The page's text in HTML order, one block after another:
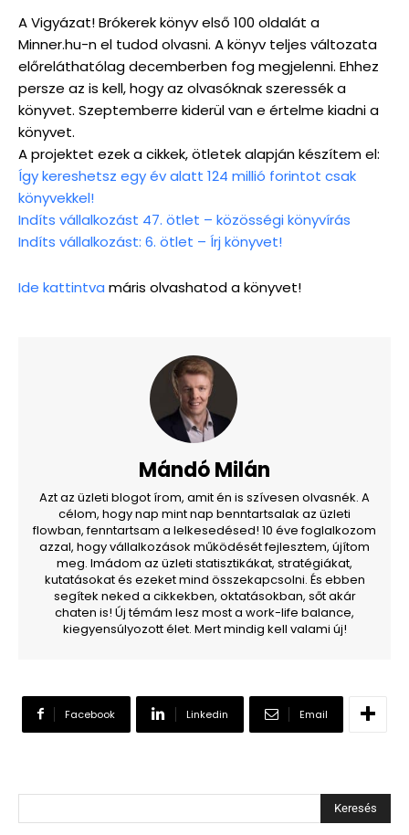
A Vigyázat! Brókerek könyv első 100 oldalát a
Minner.hu-n el tudod olvasni. A könyv teljes változata
előreláthatólag decemberben fog megjelenni. Ehhez
persze az is kell, hogy az olvasóknak szeressék a
könyvet. Szeptemberre kiderül van e értelme kiadni a
könyvet.
A projektet ezek a cikkek, ötletek alapján készítem el:
Így kereshetsz egy év alatt 124 millió forintot csak
könyvekkel!
Indíts vállalkozást 47. ötlet – közösségi könyvírás
Indíts vállalkozást: 6. ötlet – Írj könyvet!
Ide kattintva máris olvashatod a könyvet!
Mándó Milán
Azt az üzleti blogot írom, amit én is szívesen olvasnék. A
célom, hogy nap mint nap benntartsalak az üzleti
flowban, fenntartsam a lelkesedésed! 10 éve foglalkozom
azzal, hogy vállalkozások működését fejlesztem, újítom
meg. Imádom az üzleti statisztikákat, stratégiákat,
kutatásokat és ezeket mind összekapcsolni. És ebben
segítek neked a cikkekben, oktatásokban, sőt akár
chaten is! Új témám lesz most a work-life balance,
kiegyensúlyozott élet. Mert mindig kell valami új!
Facebook Linkedin Email
Keresés